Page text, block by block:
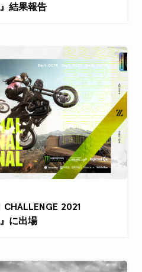
結果報告
CHALLENGE 2021
に出場